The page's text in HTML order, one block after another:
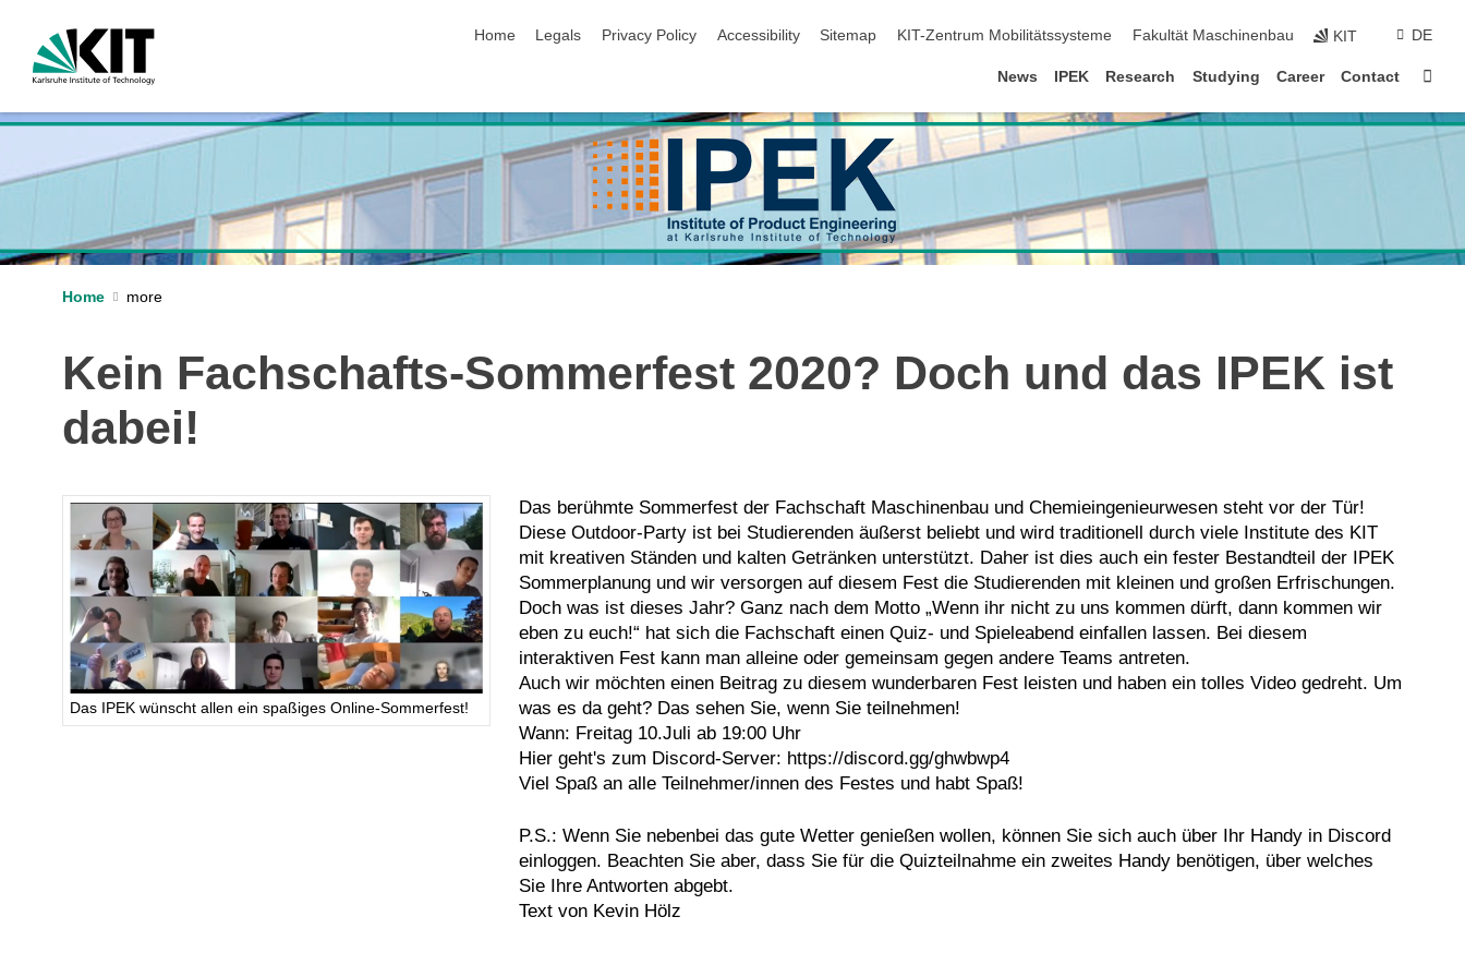
Home
Legals Privacy Policy Accessibility Sitemap KIT-Zentrum Mobilitätssysteme Fakultät Maschinenbau KIT DE
News IPEK Research Studying Career Contact
Home
Kein Fachschafts-Sommerfest 2020? Doch und das IPEK ist
dabei!
Das IPEK wünscht allen ein spaßiges Online-Sommerfest!
Das berühmte Sommerfest der Fachschaft Maschinenbau und Chemieingenieurwesen steht vor der Tür!
Diese Outdoor-Party ist bei Studierenden äußerst beliebt und wird traditionell durch viele Institute des KIT
mit kreativen Ständen und kalten Getränken unterstützt. Daher ist dies auch ein fester Bestandteil der IPEK
Sommerplanung und wir versorgen auf diesem Fest die Studierenden mit kleinen und großen Erfrischungen.
Doch was ist dieses Jahr? Ganz nach dem Motto „Wenn ihr nicht zu uns kommen dürft, dann kommen wir
eben zu euch!“ hat sich die Fachschaft einen Quiz- und Spieleabend einfallen lassen. Bei diesem
interaktiven Fest kann man alleine oder gemeinsam gegen andere Teams antreten.
Auch wir möchten einen Beitrag zu diesem wunderbaren Fest leisten und haben ein tolles Video gedreht. Um
was es da geht? Das sehen Sie, wenn Sie teilnehmen!
Wann: Freitag 10.Juli ab 19:00 Uhr
Hier geht's zum Discord-Server: https://discord.gg/ghwbwp4
Viel Spaß an alle Teilnehmer/innen des Festes und habt Spaß!
P.S.: Wenn Sie nebenbei das gute Wetter genießen wollen, können Sie sich auch über Ihr Handy in Discord
einloggen. Beachten Sie aber, dass Sie für die Quizteilnahme ein zweites Handy benötigen, über welches
Sie Ihre Antworten abgebt.
Text von Kevin Hölz